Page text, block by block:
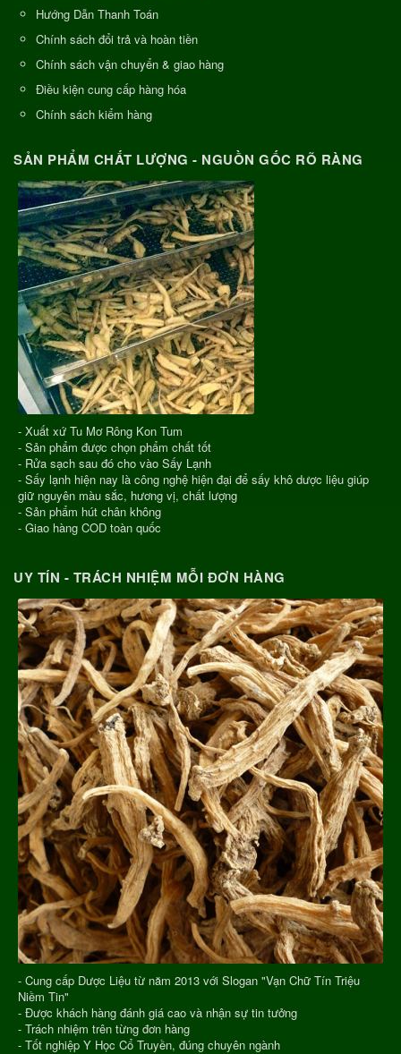
Hướng Dẫn Thanh Toán
Chính sách đổi trả và hoàn tiền
Chính sách vận chuyển & giao hàng
Điều kiện cung cấp hàng hóa
Chính sách kiểm hàng
SẢN PHẨM CHẤT LƯỢNG - NGUỒN GỐC RÕ RÀNG
- Xuất xứ Tu Mơ Rông Kon Tum
- Sản phẩm được chọn phẩm chất tốt
- Rửa sạch sau đó cho vào Sấy Lạnh
- Sấy lạnh hiện nay là công nghệ hiện đại để sấy khô dược liệu giúp
giữ nguyên màu sắc, hương vị, chất lượng
- Sản phẩm hút chân không
- Giao hàng COD toàn quốc
UY TÍN - TRÁCH NHIỆM MỖI ĐƠN HÀNG
- Cung cấp Dược Liệu từ năm 2013 với Slogan "Vạn Chữ Tín Triệu
Niềm Tin"
- Được khách hàng đánh giá cao và nhận sự tin tưởng
- Trách nhiệm trên từng đơn hàng
- Tốt nghiệp Y Học Cổ Truyền, đúng chuyên ngành